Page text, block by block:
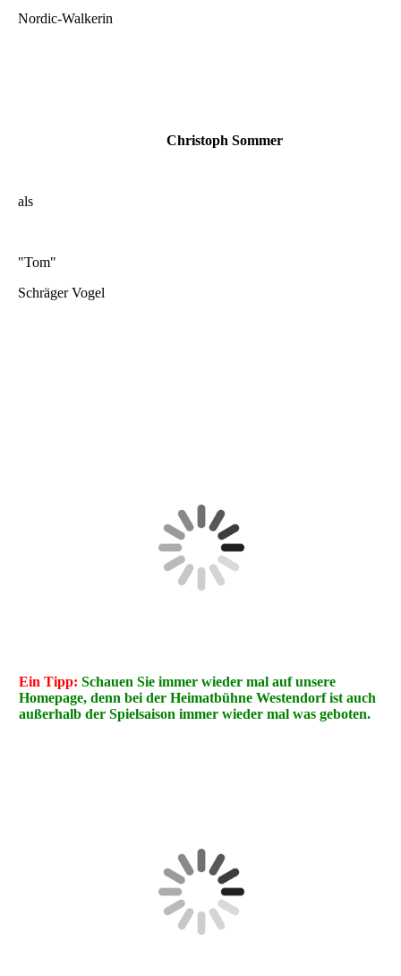
Nordic-Walkerin
Christoph Sommer
als
"Tom"
Schräger Vogel
Ein Tipp: Schauen Sie immer wieder mal auf unsere
Homepage, denn bei der Heimatbühne Westendorf ist auch
außerhalb der Spielsaison immer wieder mal was geboten.